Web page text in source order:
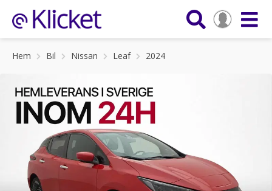
Hem Bil Nissan Leaf 2024